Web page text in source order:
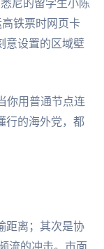
尼的留学生小陈
铁票时网页卡
意设置的区域壁
你用普通节点连
行的海外党，都
距离；其次是协
流的冲击。市面